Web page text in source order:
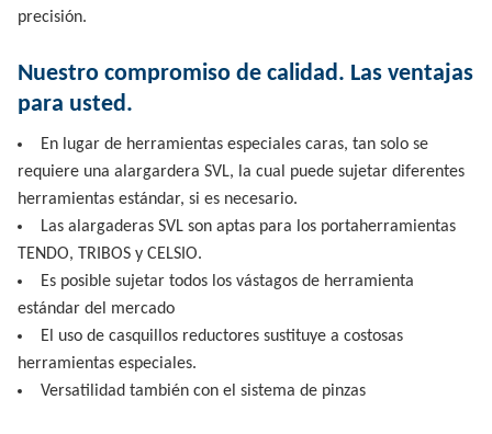
precisión.
Nuestro compromiso de calidad. Las ventajas
para usted.
En lugar de herramientas especiales caras, tan solo se
requiere una alargardera SVL, la cual puede sujetar diferentes
herramientas estándar, si es necesario.
Las alargaderas SVL son aptas para los portaherramientas
TENDO, TRIBOS y CELSIO.
Es posible sujetar todos los vástagos de herramienta
estándar del mercado
El uso de casquillos reductores sustituye a costosas
herramientas especiales.
Versatilidad también con el sistema de pinzas